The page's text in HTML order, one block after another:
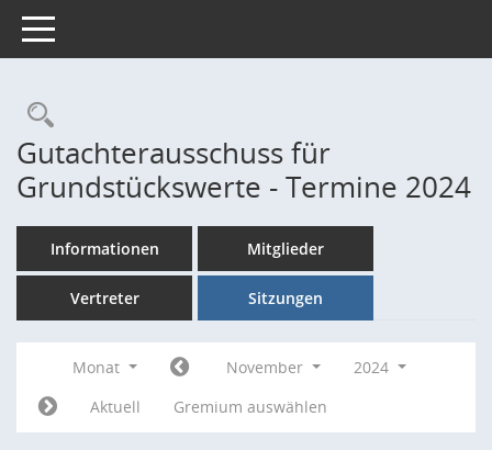
Toggle navigation
Rechercheauswahl
Gutachterausschuss für
Grundstückswerte - Termine 2024
Informationen Mitglieder
Vertreter Sitzungen
Monat November
2024
Aktuell
Gremium auswählen